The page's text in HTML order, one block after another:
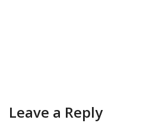
Leave a Reply